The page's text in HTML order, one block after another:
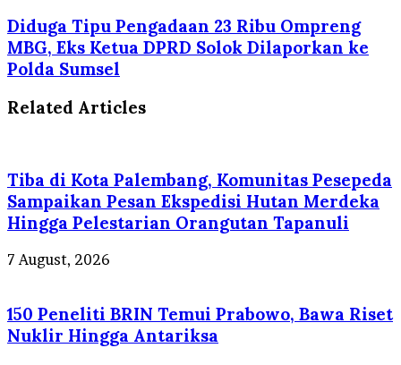
Diduga Tipu Pengadaan 23 Ribu Ompreng
MBG, Eks Ketua DPRD Solok Dilaporkan ke
Polda Sumsel
Related Articles
Tiba di Kota Palembang, Komunitas Pesepeda
Sampaikan Pesan Ekspedisi Hutan Merdeka
Hingga Pelestarian Orangutan Tapanuli
7 August, 2026
150 Peneliti BRIN Temui Prabowo, Bawa Riset
Nuklir Hingga Antariksa